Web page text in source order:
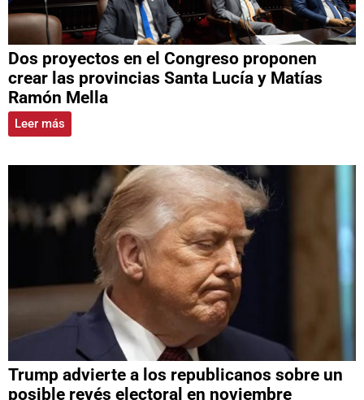
Dos proyectos en el Congreso proponen
crear las provincias Santa Lucía y Matías
Ramón Mella
Leer más
Trump advierte a los republicanos sobre un
posible revés electoral en noviembre